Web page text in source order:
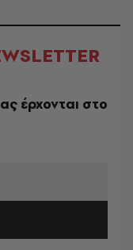
έρχονται στο